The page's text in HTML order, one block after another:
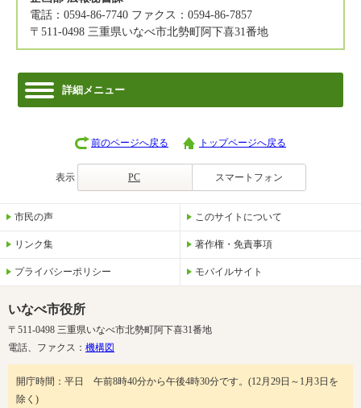
電話：0594-86-7740 ファクス：0594-86-7857
〒511-0498 三重県いなべ市北勢町阿下喜31番地
詳細メニュー
前のページへ戻る トップページへ戻る
表示 PC スマートフォン
市民の声 このサイトについて
リンク集 著作権・免責事項
プライバシーポリシー モバイルサイト
いなべ市役所
〒511-0498 三重県いなべ市北勢町阿下喜31番地
電話、ファクス： 機構図
開庁時間：平日 午前8時40分から午後4時30分です。(12月29日～1月3日を
除く)